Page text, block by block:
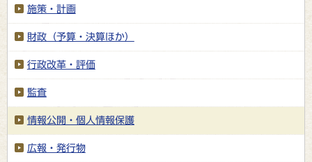
施策・計画
財政（予算・決算ほか）
行政改革・評価
監査
情報公開・個人情報保護
広報・発行物